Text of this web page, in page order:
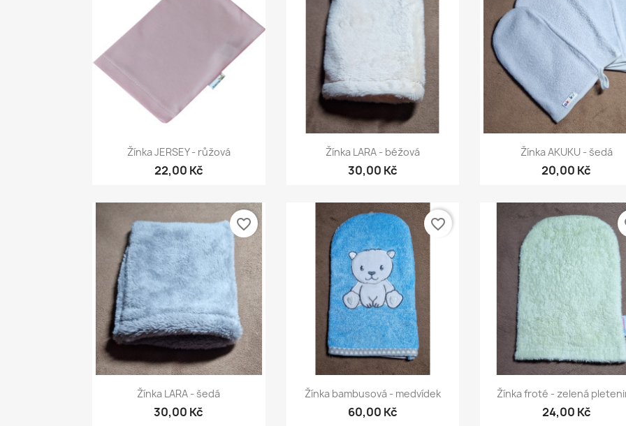
Rychlý náhled
Žínka JERSEY - růžová
22,00 Kč
Rychlý náhled
Žínka LARA - béžová
30,00 Kč
Rychlý náhled
Žínka AKUKU - šedá
20,00 Kč
Rychlý náhled
Žínka LARA - šedá
30,00 Kč
favorite_border
Rychlý náhled
Žínka bambusová - medvídek
60,00 Kč
favorite_border
Rychlý náhled
Žínka froté - zelená
24,00 Kč